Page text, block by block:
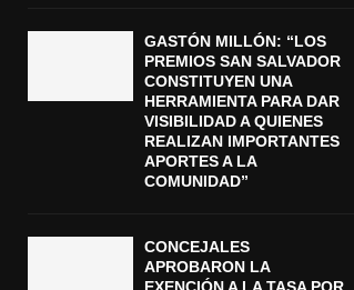
GASTÓN MILLÓN: “LOS
PREMIOS SAN SALVADOR
CONSTITUYEN UNA
HERRAMIENTA PARA DAR
VISIBILIDAD A QUIENES
REALIZAN IMPORTANTES
APORTES A LA
COMUNIDAD”
CONCEJALES
APROBARON LA